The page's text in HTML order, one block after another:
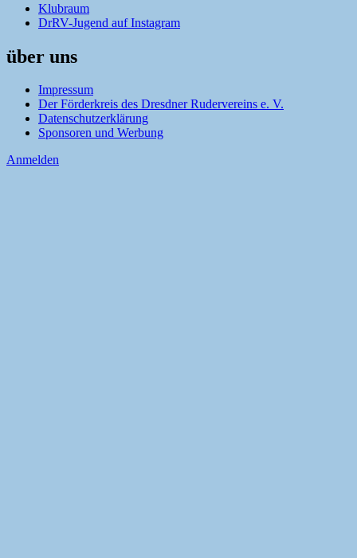
Klubraum
DrRV-Jugend auf Instagram
über uns
Impressum
Der Förderkreis des Dresdner Rudervereins e. V.
Datenschutzerklärung
Sponsoren und Werbung
Anmelden